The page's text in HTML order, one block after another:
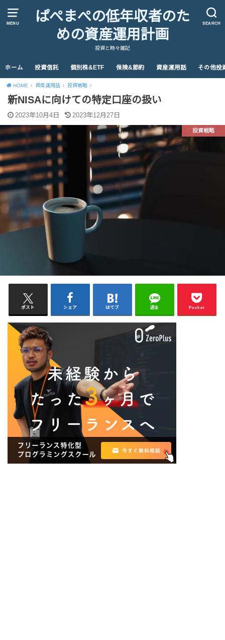
MENU SEARCH
ぱぺまぺの低年収者のた
めの資産運用計画
投資と時々雑記
ホーム 投資信託 個別株&ETF 保険&節約 資産運用話 その他投
HOME 資産運用話 投資戦略
新NISAに向けての特定口座の扱い
2023年10月4日 2023年12月27日
投資戦略
ポスト シェア はてブ 送る Pocket